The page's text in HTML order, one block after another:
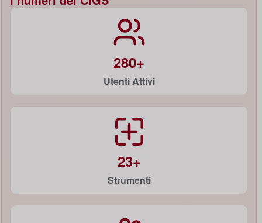
280+
Utenti Attivi
23+
Strumenti